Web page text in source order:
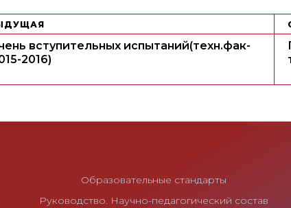
вступительных испытаний(техн.фак-
2016)
Образовательные стандарты
Руководство. Научно-педагогический состав